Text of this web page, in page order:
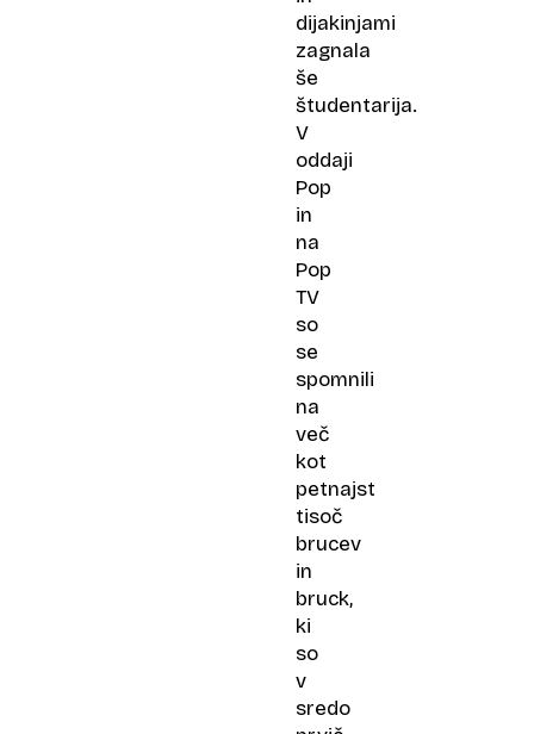
dijakinjami
zagnala
še
študentarija.
V
oddaji
Pop
in
na
Pop
TV
so
se
spomnili
na
več
kot
petnajst
tisoč
brucev
in
bruck,
ki
so
v
sredo